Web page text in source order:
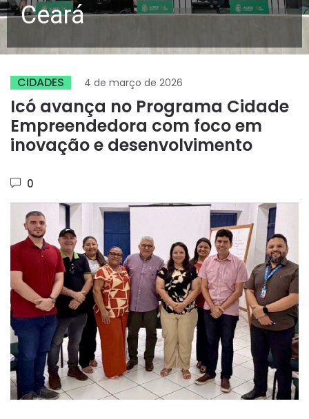
Ceará
CIDADES 4 de março de 2026
Icó avança no Programa Cidade
Empreendedora com foco em
inovação e desenvolvimento
0